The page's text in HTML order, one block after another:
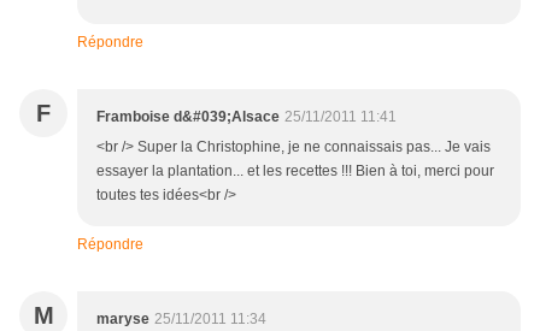
Répondre
F Framboise d&#039;Alsace 25/11/2011 11:41
<br /> Super la Christophine, je ne connaissais pas... Je vais
essayer la plantation... et les recettes !!! Bien à toi, merci pour
toutes tes idées<br />
Répondre
M maryse 25/11/2011 11:34